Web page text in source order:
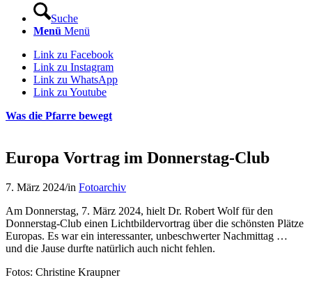
Suche
Menü Menü
Link zu Facebook
Link zu Instagram
Link zu WhatsApp
Link zu Youtube
Was die Pfarre bewegt
Europa Vortrag im Donnerstag-Club
7. März 2024/in Fotoarchiv
Am Donnerstag, 7. März 2024, hielt Dr. Robert Wolf für den
Donnerstag-Club einen Lichtbildervortrag über die schönsten Plätze
Europas. Es war ein interessanter, unbeschwerter Nachmittag …
und die Jause durfte natürlich auch nicht fehlen.
Fotos: Christine Kraupner